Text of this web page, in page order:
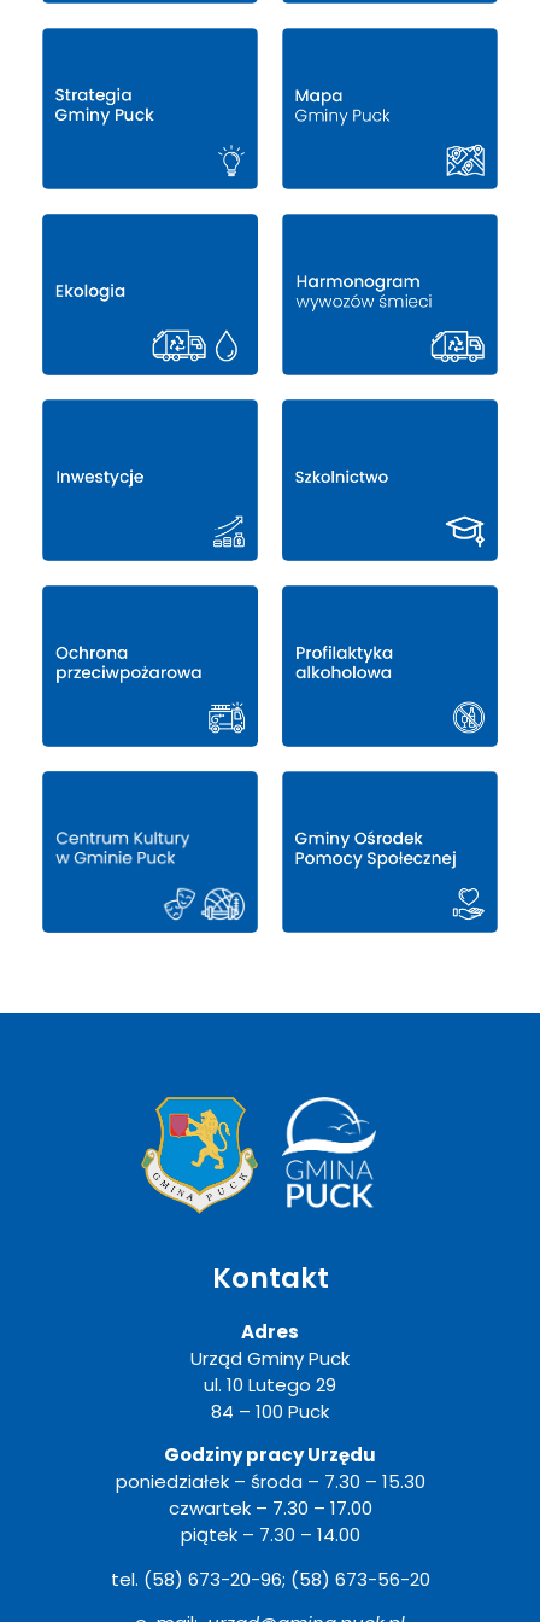
Kontakt
Adres
Urząd Gminy Puck
ul. 10 Lutego 29
84 – 100 Puck
Godziny pracy Urzędu
poniedziałek – środa – 7.30 – 15.30
czwartek – 7.30 – 17.00
piątek – 7.30 – 14.00
tel. (58) 673-20-96; (58) 673-56-20